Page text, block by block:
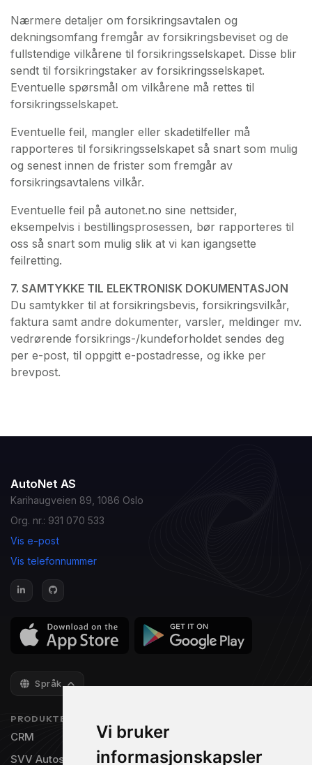
Vi bruker
informasjonskapsler
Nærmere detaljer om forsikringsavtalen og
dekningsomfang fremgår av forsikringsbeviset og de
fullstendige vilkårene til forsikringsselskapet. Disse blir
sendt til forsikringstaker av forsikringsselskapet.
Eventuelle spørsmål om vilkårene må rettes til
forsikringsselskapet.
Eventuelle feil, mangler eller skadetilfeller må
rapporteres til forsikringsselskapet så snart som mulig
og senest innen de frister som fremgår av
forsikringsavtalens vilkår.
Eventuelle feil på autonet.no sine nettsider,
eksempelvis i bestillingsprosessen, bør rapporteres til
oss så snart som mulig slik at vi kan igangsette
feilretting.
7. SAMTYKKE TIL ELEKTRONISK DOKUMENTASJON
Du samtykker til at forsikringsbevis, forsikringsvilkår,
faktura samt andre dokumenter, varsler, meldinger mv.
vedrørende forsikrings-/kundeforholdet sendes deg
per e-post, til oppgitt e-postadresse, og ikke per
brevpost.
AutoNet AS
Karihaugveien 89, 1086 Oslo
Org. nr.: 931 070 533
Vis e-post
Vis telefonnummer
Språk
PRODUKTER
CRM
SVV Autosys
Priser
Gratisversjon